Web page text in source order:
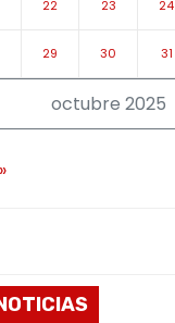
octubre 2025
22 23 24
29 30 31